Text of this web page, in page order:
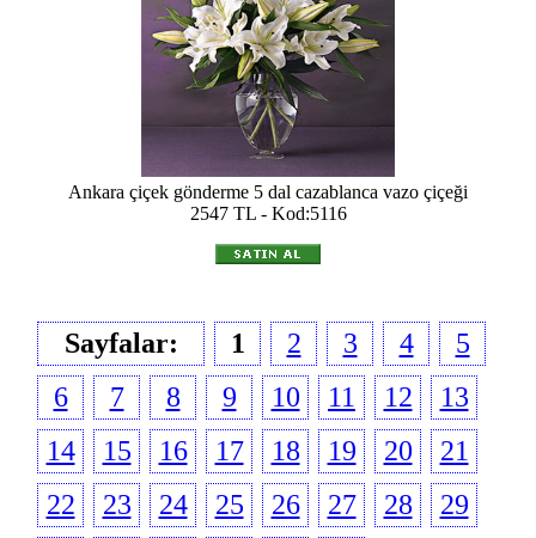
Ankara çiçek gönderme 5 dal cazablanca vazo çiçeği
2547 TL - Kod:5116
Sayfalar: 1 2 3 4
5
6
7 8 9 10 11 12
13
14
15 16 17 18 19 20
21
22
23 24 25 26 27 28
29